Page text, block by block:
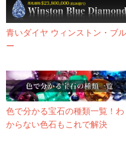
青いダイヤ ウィンストン・ブル
ー
色で分かる宝石の種類一覧！わ
からない色石もこれで解決